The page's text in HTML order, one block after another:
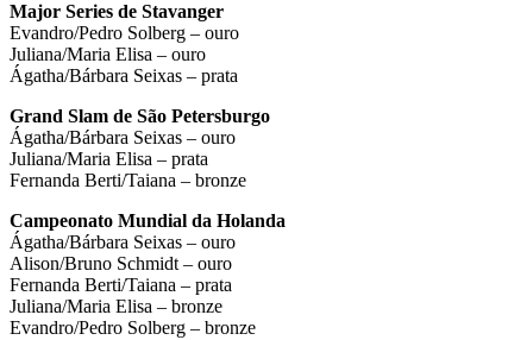
Major Series de Stavanger
Evandro/Pedro Solberg – ouro
Juliana/Maria Elisa – ouro
Ágatha/Bárbara Seixas – prata
Grand Slam de São Petersburgo
Ágatha/Bárbara Seixas – ouro
Juliana/Maria Elisa – prata
Fernanda Berti/Taiana – bronze
Campeonato Mundial da Holanda
Ágatha/Bárbara Seixas – ouro
Alison/Bruno Schmidt – ouro
Fernanda Berti/Taiana – prata
Juliana/Maria Elisa – bronze
Evandro/Pedro Solberg – bronze